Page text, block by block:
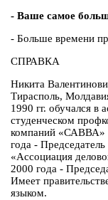
- Ваше самое
- Больше времени
СПРАВКА
Никита
Тирасполь,
1990 гг. обучался
студенческом
компаний «САВВА»
года -
«Ассоциация
2000 года -
Имеет
языком.